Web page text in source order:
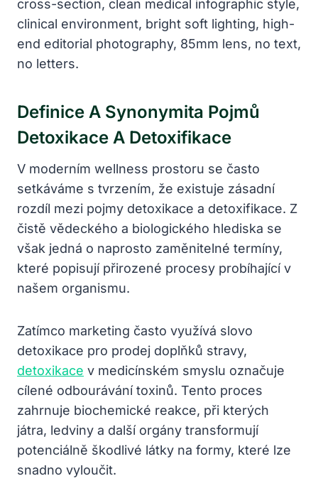
Definice A Synonymita Pojmů
Detoxikace A Detoxifikace
V moderním wellness prostoru se často
setkáváme s tvrzením, že existuje zásadní
rozdíl mezi pojmy detoxikace a detoxifikace. Z
čistě vědeckého a biologického hlediska se
však jedná o naprosto zaměnitelné termíny,
které popisují přirozené procesy probíhající v
našem organismu.
Zatímco marketing často využívá slovo
detoxikace pro prodej doplňků stravy,
detoxikace v medicínském smyslu označuje
cílené odbourávání toxinů. Tento proces
zahrnuje biochemické reakce, při kterých
játra, ledviny a další orgány transformují
potenciálně škodlivé látky na formy, které lze
snadno vyloučit.